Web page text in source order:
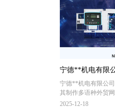
宁德**机电有限
宁德**机电有限公
其制作多语种外贸
西班牙语、葡萄语
2025-12-18